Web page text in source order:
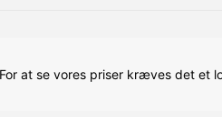
For at se vores priser kræves det et